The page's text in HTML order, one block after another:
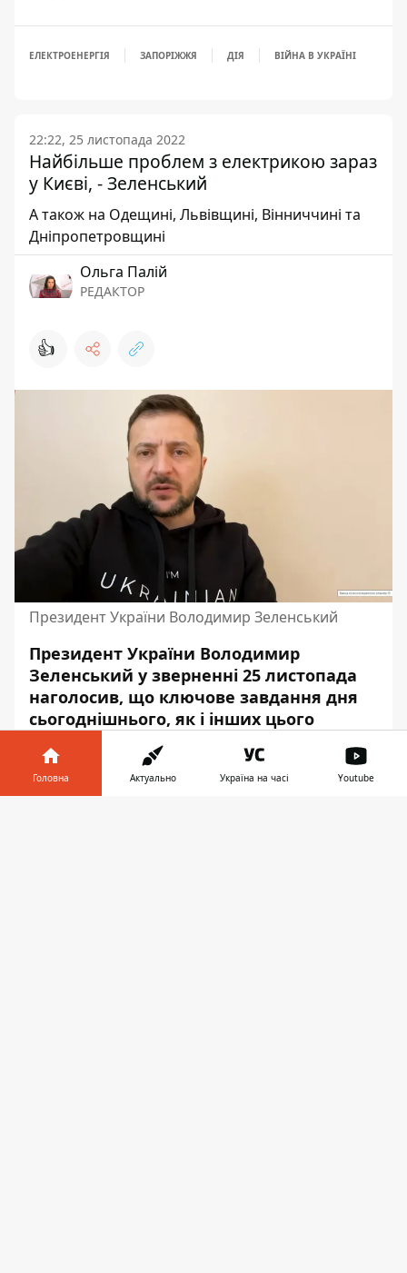
ЕЛЕКТРОЕНЕРГІЯ ЗАПОРІЖЖЯ ДІЯ ВІЙНА В УКРАЇНІ
22:22, 25 листопада 2022
Найбільше проблем з електрикою зараз
у Києві, - Зеленський
А також на Одещині, Львівщині, Вінниччині та
Дніпропетровщині
Ольга Палій
РЕДАКТОР
👍
Президент України Володимир Зеленський
Президент України Володимир
Зеленський у зверненні 25 листопада
наголосив, що ключове завдання дня
сьогоднішнього, як і інших цього
тижня, – це енергетика. Від середи й до
сьогодні вдалося вдвічі скоротити
кількість людей, у яких відключається
Головна Актуально Україна на часі Youtube